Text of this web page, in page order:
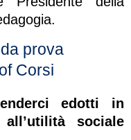
prova
Corsi
edotti in
sociale